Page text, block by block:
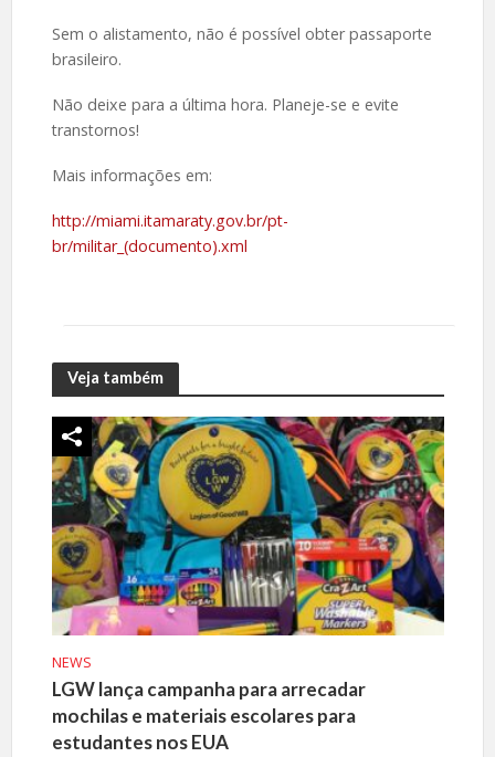
Sem o alistamento, não é possível obter passaporte
brasileiro.
Não deixe para a última hora. Planeje-se e evite
transtornos!
Mais informações em:
http://miami.itamaraty.gov.br/pt-
br/militar_(documento).xml
Veja também
NEWS
LGW lança campanha para arrecadar
mochilas e materiais escolares para
estudantes nos EUA